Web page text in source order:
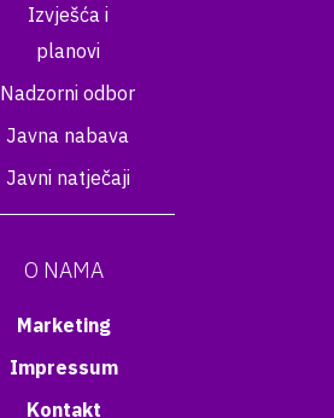
Izvješća i
planovi
Nadzorni odbor
Javna nabava
Javni natječaji
O NAMA
Marketing
Impressum
Kontakt